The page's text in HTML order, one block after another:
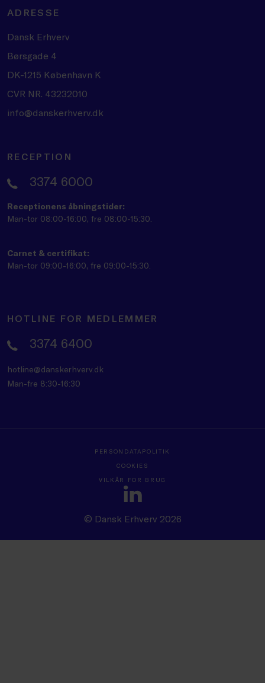
ADRESSE
Dansk Erhverv
Børsgade 4
DK-1215 København K
CVR NR. 43232010
info@danskerhverv.dk
RECEPTION
3374 6000
Receptionens åbningstider:
Man-tor 08:00-16:00, fre 08:00-15:30.
Carnet & certifikat:
Man-tor 09:00-16:00, fre 09:00-15:30.
HOTLINE FOR MEDLEMMER
3374 6400
hotline@danskerhverv.dk
Man-fre 8:30-16:30
© Dansk Erhverv 2026
PERSONDATAPOLITIK
COOKIES
VILKÅR FOR BRUG